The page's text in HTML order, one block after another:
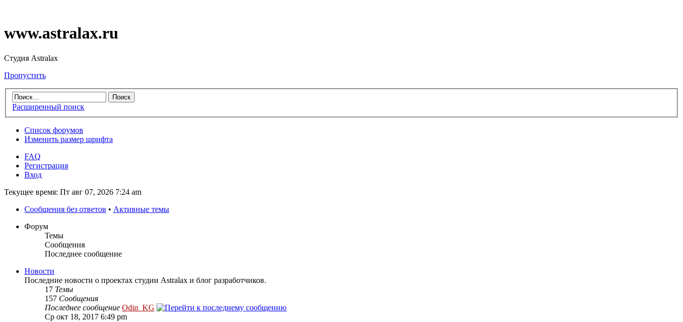
www.astralax.ru
Студия Astralax
Пропустить
Расширенный поиск
Список форумов
Изменить размер шрифта
FAQ
Регистрация
Вход
Текущее время: Пт авг 07, 2026 7:24 am
Сообщения без ответов • Активные темы
Форум
Темы
Сообщения
Последнее сообщение
Новости
Последние новости о проектах студии Astralax и блог разработчиков.
17 Темы
157 Сообщения
Последнее сообщение Odin_KG
Ср окт 18, 2017 6:49 pm